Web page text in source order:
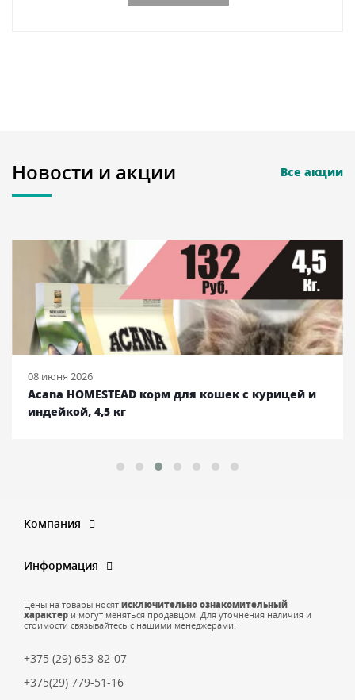
Новости и акции Все акции
08 июня 2026
Acana HOMESTEAD корм для кошек с курицей и
индейкой, 4,5 кг
Компания
Информация
Цены на товары носят исключительно ознакомительный
характер и могут меняться продавцом. Для уточнения наличия и
стоимости связывайтесь с нашими менеджерами.
+375 (29) 653-82-07
+375(29) 779-51-16